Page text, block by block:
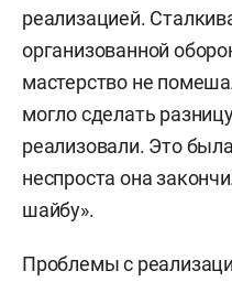
реализацией.
организованной
мастерство не
могло сделать
реализовали. Это
неспроста она
шайбу».
Проблемы с